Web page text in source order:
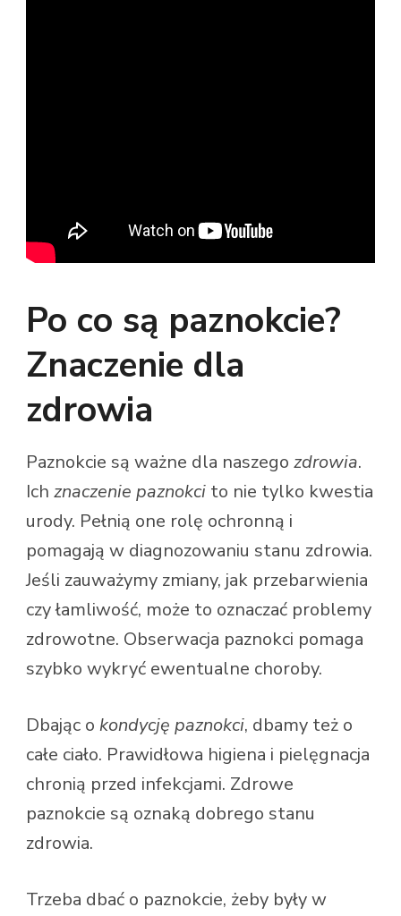
Po co są paznokcie?
Znaczenie dla
zdrowia
Paznokcie są ważne dla naszego zdrowia.
Ich znaczenie paznokci to nie tylko kwestia
urody. Pełnią one rolę ochronną i
pomagają w diagnozowaniu stanu zdrowia.
Jeśli zauważymy zmiany, jak przebarwienia
czy łamliwość, może to oznaczać problemy
zdrowotne. Obserwacja paznokci pomaga
szybko wykryć ewentualne choroby.
Dbając o kondycję paznokci, dbamy też o
całe ciało. Prawidłowa higiena i pielęgnacja
chronią przed infekcjami. Zdrowe
paznokcie są oznaką dobrego stanu
zdrowia.
Trzeba dbać o paznokcie, żeby były w